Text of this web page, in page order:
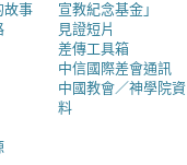
故事
宣教紀念基金」
見證短片
差傳工具箱
中信國際差會通訊
中國教會／神學院資
料